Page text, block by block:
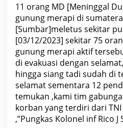
t
i
f
i
k
a
s
i
J
e
n
a
z
a
K
11 orang MD [Meninggal
gunung merapi di
[Sumbar]meletus sekitar
[03/12/2023] sekitar 75
gunung merapi aktif
di evakuasi dengan selamat,
hingga siang tadi sudah di
selamat sementara 12
temukan ,kami tim
korban yang terdiri dari TNI
,”Pungkas Kolonel inf Rico J